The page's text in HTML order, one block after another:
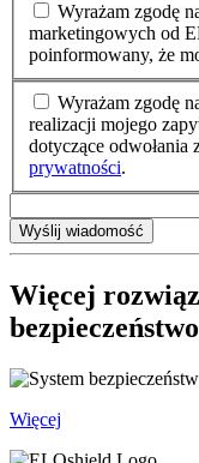
Wyrażam zgodę
marketingowych od
poinformowany, że
Wyrażam zgodę
realizacji mojego
dotyczące odwołania
prywatności.
Wyślij wiadomość
Więcej
Więcej